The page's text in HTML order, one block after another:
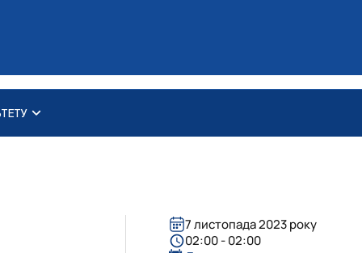
факультетом НУБіП Укра…
навчання в агра…
забруднення води та…
рівності у …
7 листопада 2023 року
02:00 - 02:00